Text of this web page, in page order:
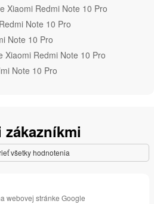
Xiaomi Redmi Note 10 Pro
Note 10 Pro
Note 10 Pro
Xiaomi Redmi Note 10 Pro
Note 10 Pro
zákazníkmi
všetky hodnotenia
webovej stránke Google